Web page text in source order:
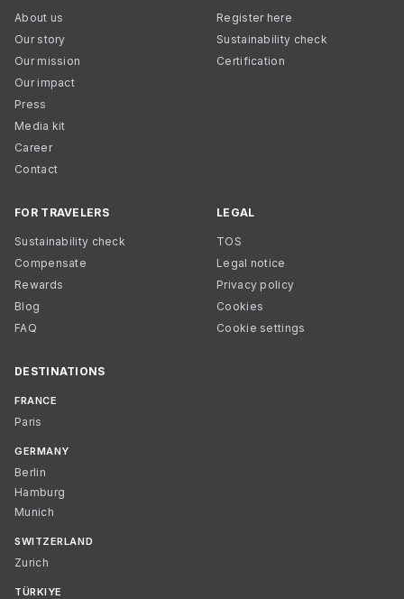
About us
Our story
Our mission
Our impact
Press
Media kit
Career
Contact
Register here
Sustainability check
Certification
FOR TRAVELERS
Sustainability check
Compensate
Rewards
Blog
FAQ
LEGAL
TOS
Legal notice
Privacy policy
Cookies
Cookie settings
DESTINATIONS
FRANCE
Paris
GERMANY
Berlin
Hamburg
Munich
SWITZERLAND
Zurich
TÜRKIYE